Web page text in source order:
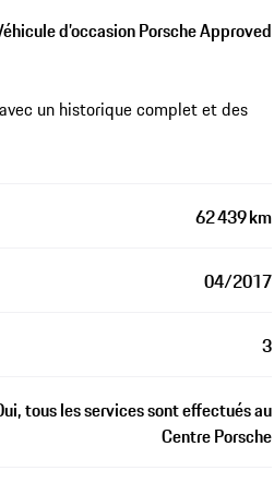
d’occasion Porsche Approved
un historique complet et des
62 439 km
04/2017
3
tous les services sont effectués au
Centre Porsche